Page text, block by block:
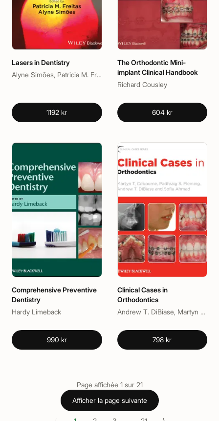
Lasers in Dentistry
Alyne Simões, Patricia M. Freitas
1192 kr
The Orthodontic Mini-
implant Clinical Handbook
Richard Cousley
604 kr
Comprehensive Preventive
Dentistry
Hardy Limeback
990 kr
Clinical Cases in
Orthodontics
Andrew T. DiBiase, Martyn T. Cobourne, Padhraig S. Fleming, Sofia Ahmad
798 kr
Page affichée 1 sur 21
Afficher la page suivante